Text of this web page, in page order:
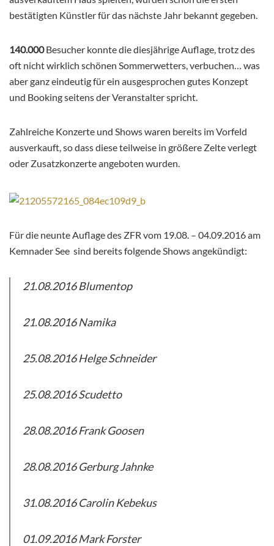
bestätigten Künstler für das nächste Jahr bekannt gegeben.
140.000Besucher konnte die diesjährige Auflage, trotz des
oft nicht wirklich schönen Sommerwetters, verbuchen… was
aber ganz eindeutig für ein ausgesprochen gutes Konzept
und Booking seitens der Veranstalter spricht.
Zahlreiche Konzerte und Shows waren bereits im Vorfeld
ausverkauft, so dass diese teilweise in größere Zelte verlegt
oder Zusatzkonzerte angeboten wurden.
Für die neunte Auflage des ZFR vom 19.08. – 04.09.2016 am
Kemnader See sind bereits folgende Shows angekündigt:
21.08.2016 Blumentop
21.08.2016 Namika
25.08.2016 Helge Schneider
25.08.2016 Scudetto
28.08.2016 Frank Goosen
28.08.2016 Gerburg Jahnke
31.08.2016 Carolin Kebekus
01.09.2016 Mark Forster